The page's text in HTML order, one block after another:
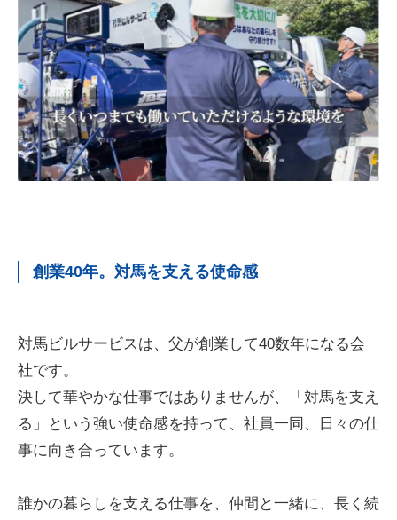
創業40年。対馬を支える使命感
対馬ビルサービスは、父が創業して40数年になる会
社です。
決して華やかな仕事ではありませんが、「対馬を支え
る」という強い使命感を持って、社員一同、日々の仕
事に向き合っています。
誰かの暮らしを支える仕事を、仲間と一緒に、長く続